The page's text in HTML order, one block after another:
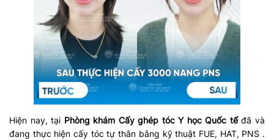
Hiện nay, tại Phòng khám Cấy ghép tóc Y học Quốc tếđã và
đang thực hiện cấy tóc tự thân bằng kỹ thuật FUE, HAT, PNS .